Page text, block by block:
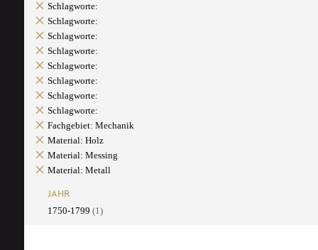
Schlagworte:
Schlagworte:
Schlagworte:
Schlagworte:
Schlagworte:
Schlagworte:
Schlagworte:
Schlagworte:
Fachgebiet: Mechanik
Material: Holz
Material: Messing
Material: Metall
JAHR
1750-1799 (1)